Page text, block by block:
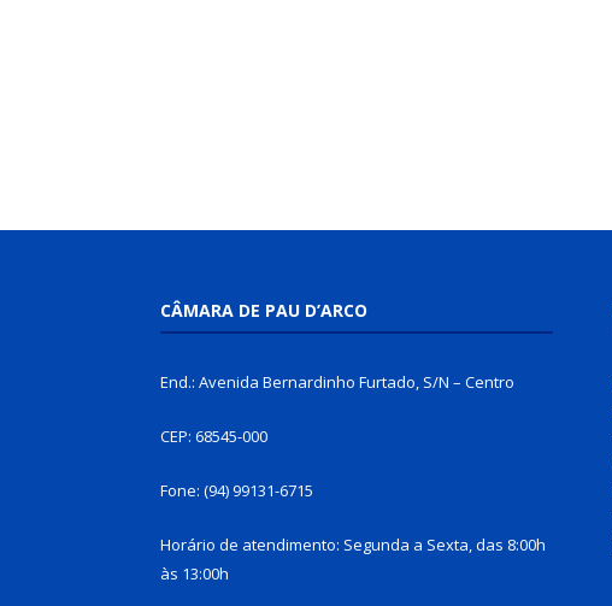
CÂMARA DE PAU D’ARCO
End.: Avenida Bernardinho Furtado, S/N – Centro
CEP: 68545-000
Fone: (94) 99131-6715
Horário de atendimento: Segunda a Sexta, das 8:00h
às 13:00h